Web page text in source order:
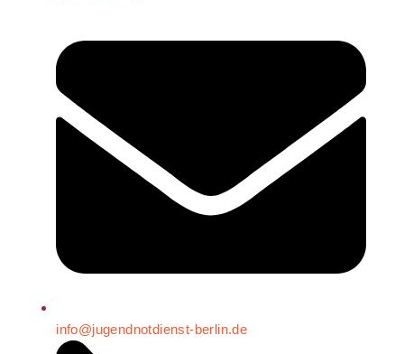
info@jugendnotdienst-berlin.de